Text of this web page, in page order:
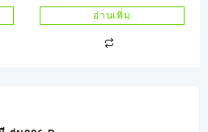
สำหรับงานไฟฟ้าและงานดับ
อ่านเพิ่ม